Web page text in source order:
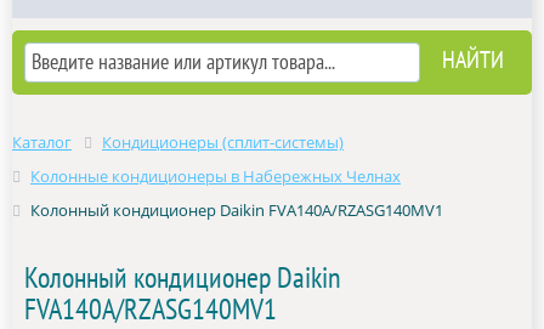
Каталог
Кондиционеры (сплит-системы)
Колонные кондиционеры в Набережных Челнах
Колонный кондиционер Daikin FVA140A/RZASG140MV1
Колонный кондиционер Daikin
FVA140A/RZASG140MV1